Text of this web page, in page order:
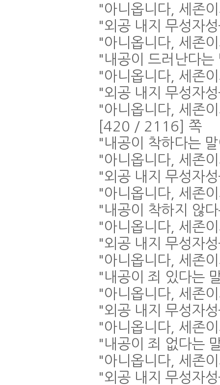
"아니옵니다, 세존
"외공 내지 무성자
"아니옵니다, 세존
" 내공이 드러난다
"아니옵니다, 세존
"외공 내지 무성자
"아니옵니다, 세존
[420 / 2116] 쪽
" 내공이 착하다는
"아니옵니다, 세존
"외공 내지 무성자
"아니옵니다, 세존
" 내공이 착하지 않
"아니옵니다, 세존
"외공 내지 무성자
"아니옵니다, 세존
" 내공이 죄 있다는
"아니옵니다, 세존
"외공 내지 무성자
"아니옵니다, 세존
" 내공이 죄 없다는
"아니옵니다, 세존
"외공 내지 무성자